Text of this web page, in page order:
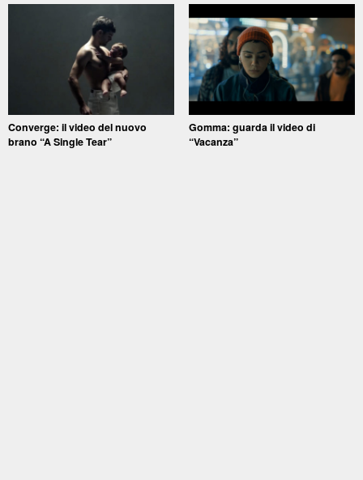
Converge: il video del nuovo
brano “A Single Tear”
Gomma: guarda il video di
“Vacanza”